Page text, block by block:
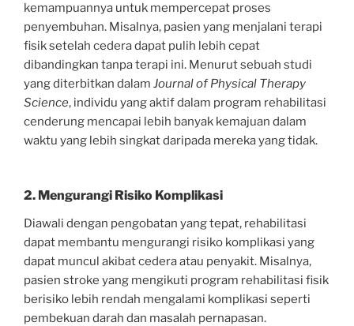
kemampuannya untuk mempercepat proses
penyembuhan. Misalnya, pasien yang menjalani terapi
fisik setelah cedera dapat pulih lebih cepat
dibandingkan tanpa terapi ini. Menurut sebuah studi
yang diterbitkan dalam Journal of Physical Therapy
Science, individu yang aktif dalam program rehabilitasi
cenderung mencapai lebih banyak kemajuan dalam
waktu yang lebih singkat daripada mereka yang tidak.
2. Mengurangi Risiko Komplikasi
Diawali dengan pengobatan yang tepat, rehabilitasi
dapat membantu mengurangi risiko komplikasi yang
dapat muncul akibat cedera atau penyakit. Misalnya,
pasien stroke yang mengikuti program rehabilitasi fisik
berisiko lebih rendah mengalami komplikasi seperti
pembekuan darah dan masalah pernapasan.